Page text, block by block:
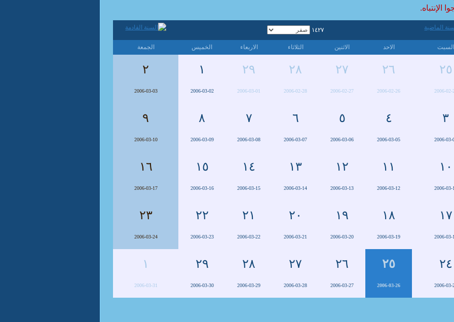
الإنتباه.
١٤٢٧
السبت الاحد الاثنين الثلاثاء الاربعاء الخميس الجمعة
٢٥
2006-02-
٢٦
2006-02-26
٢٧
2006-02-27
٢٨
2006-02-28
٢٩
2006-03-01
١
2006-03-02
٢
2006-03-03
٣
2006-03-
٤
2006-03-05
٥
2006-03-06
٦
2006-03-07
٧
2006-03-08
٨
2006-03-09
٩
2006-03-10
١٠
2006-03-
١١
2006-03-12
١٢
2006-03-13
١٣
2006-03-14
١٤
2006-03-15
١٥
2006-03-16
١٦
2006-03-17
١٧
2006-03-
١٨
2006-03-19
١٩
2006-03-20
٢٠
2006-03-21
٢١
2006-03-22
٢٢
2006-03-23
٢٣
2006-03-24
٢٤
2006-03-
٢٥
2006-03-26
٢٦
2006-03-27
٢٧
2006-03-28
٢٨
2006-03-29
٢٩
2006-03-30
١
2006-03-31